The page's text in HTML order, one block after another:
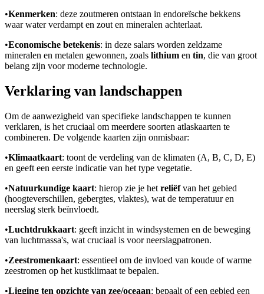
•Kenmerken: deze zoutmeren ontstaan in endoreïsche bekkens
waar water verdampt en zout en mineralen achterlaat.
•Economische betekenis: in deze salars worden zeldzame
mineralen en metalen gewonnen, zoals lithium en tin, die van groot
belang zijn voor moderne technologie.
Verklaring van landschappen
Om de aanwezigheid van specifieke landschappen te kunnen
verklaren, is het cruciaal om meerdere soorten atlaskaarten te
combineren. De volgende kaarten zijn onmisbaar:
•Klimaatkaart: toont de verdeling van de klimaten (A, B, C, D, E)
en geeft een eerste indicatie van het type vegetatie.
•Natuurkundige kaart: hierop zie je het reliëfvan het gebied
(hoogteverschillen, gebergtes, vlaktes), wat de temperatuur en
neerslag sterk beïnvloedt.
•Luchtdrukkaart: geeft inzicht in windsystemen en de beweging
van luchtmassa's, wat cruciaal is voor neerslagpatronen.
•Zeestromenkaart: essentieel om de invloed van koude of warme
zeestromen op het kustklimaat te bepalen.
•Ligging ten opzichte van zee/oceaan: bepaalt of een gebied een